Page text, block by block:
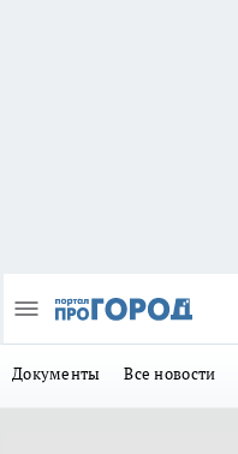
Документы Все новости